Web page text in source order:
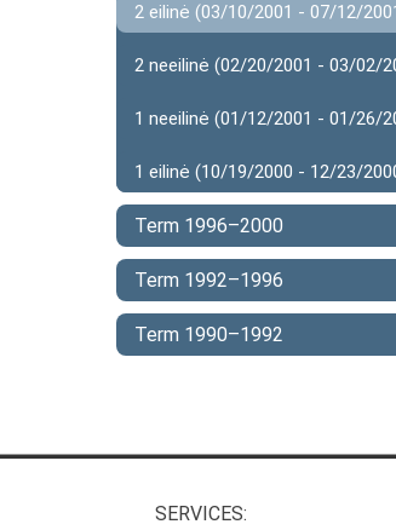
2 eilinė (03/10/2001 - 07/12/
2 neeilinė (02/20/2001 - 03/02/
1 neeilinė (01/12/2001 - 01/26/
1 eilinė (10/19/2000 - 12/23/
Term 1996–2000
Term 1992–1996
Term 1990–1992
SERVICES: